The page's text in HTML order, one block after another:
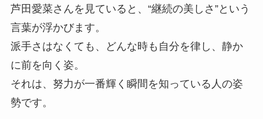
芦田愛菜さんを見ていると、“継続の美しさ”という
言葉が浮かびます。
派手さはなくても、どんな時も自分を律し、静か
に前を向く姿。
それは、努力が一番輝く瞬間を知っている人の姿
勢です。